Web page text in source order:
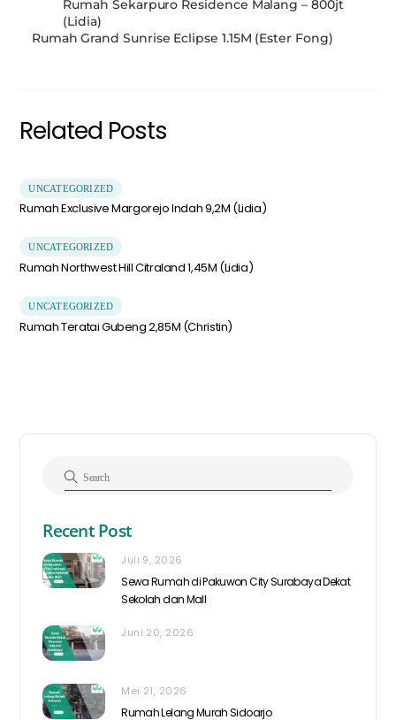
Rumah Sekarpuro Residence Malang – 800jt
(Lidia)
Rumah Grand Sunrise Eclipse 1.15M (Ester Fong)
Related Posts
UNCATEGORIZED
Rumah Exclusive Margorejo Indah 9,2M (Lidia)
UNCATEGORIZED
Rumah Northwest Hill Citraland 1,45M (Lidia)
UNCATEGORIZED
Rumah Teratai Gubeng 2,85M (Christin)
Recent Post
Juli 9, 2026
Sewa Rumah di Pakuwon City Surabaya Dekat
Sekolah dan Mall
Juni 20, 2026
Mei 21, 2026
Rumah Lelang Murah Sidoarjo